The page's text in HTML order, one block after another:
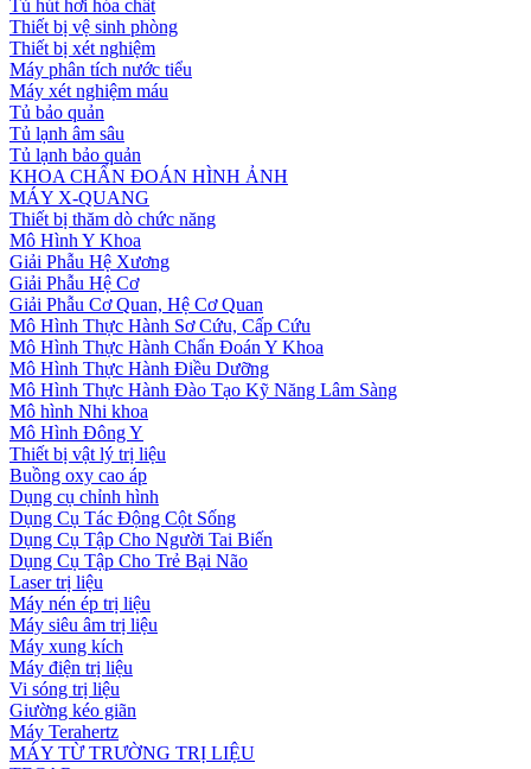
Tủ hút hơi hóa chất
Thiết bị vệ sinh phòng
Thiết bị xét nghiệm
Máy phân tích nước tiểu
Máy xét nghiệm máu
Tủ bảo quản
Tủ lạnh âm sâu
Tủ lạnh bảo quản
KHOA CHẨN ĐOÁN HÌNH ẢNH
MÁY X-QUANG
Thiết bị thăm dò chức năng
Mô Hình Y Khoa
Giải Phẫu Hệ Xương
Giải Phẫu Hệ Cơ
Giải Phẫu Cơ Quan, Hệ Cơ Quan
Mô Hình Thực Hành Sơ Cứu, Cấp Cứu
Mô Hình Thực Hành Chẩn Đoán Y Khoa
Mô Hình Thực Hành Điều Dưỡng
Mô Hình Thực Hành Đào Tạo Kỹ Năng Lâm Sàng
Mô hình Nhi khoa
Mô Hình Đông Y
Thiết bị vật lý trị liệu
Buồng oxy cao áp
Dụng cụ chỉnh hình
Dụng Cụ Tác Động Cột Sống
Dụng Cụ Tập Cho Người Tai Biến
Dụng Cụ Tập Cho Trẻ Bại Não
Laser trị liệu
Máy nén ép trị liệu
Máy siêu âm trị liệu
Máy xung kích
Máy điện trị liệu
Vi sóng trị liệu
Giường kéo giãn
Máy Terahertz
MÁY TỪ TRƯỜNG TRỊ LIỆU